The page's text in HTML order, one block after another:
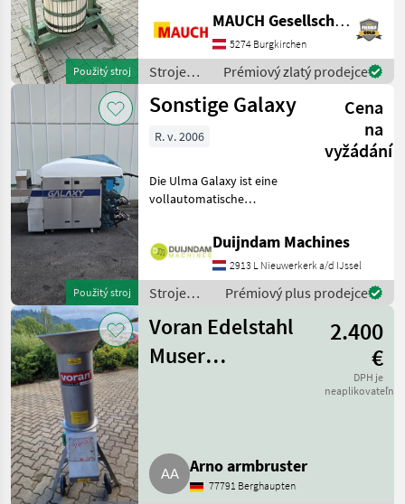
Použitý stroj
na vás mohol vyhradiť
dostatok času, prosím,
dohodnite si so
MAUCH Gesellschaft m.b.H. & Co.KG
5274 Burgkirchen
Stroje
ovocinárstva
/ Sonstige
Prémiový zlatý prodejce
Použitý stroj
Sonstige Galaxy
Cena
na
vyžádání
R. v. 2006
Die Ulma Galaxy ist eine
vollautomatische
zum Verpacken von
Frischprodukten auf
Gemüse, Obst und Frisch
Duijndam Machines
2913 L Nieuwerkerk a/d IJssel
Stroje
/ Sonstige
Prémiový plus prodejce
Voran Edelstahl
Muser
2.400
€
DPH je
neaplikovateľné
Arno armbruster
77791 Berghaupten